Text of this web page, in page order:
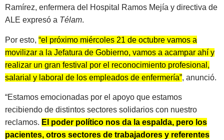
Ramírez, enfermera del Hospital Ramos Mejía y directiva de
ALE expresó a Télam.
Por esto, “el próximo miércoles 21 de octubre vamos a
movilizar a la Jefatura de Gobierno, vamos a acampar ahí y
realizar un gran festival por el reconocimiento profesional,
salarial y laboral de los empleados de enfermería”, anunció.
“Estamos emocionadas por el apoyo que estamos
recibiendo de distintos sectores solidarios con nuestro
reclamos. El poder político nos da la espalda, pero los
pacientes, otros sectores de trabajadores y referentes